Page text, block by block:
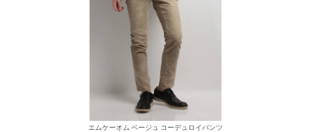
エムケーオム ベージュ コーデュロイパンツ